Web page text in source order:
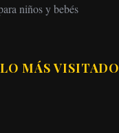
niños y bebés
LO MÁS VISITADO